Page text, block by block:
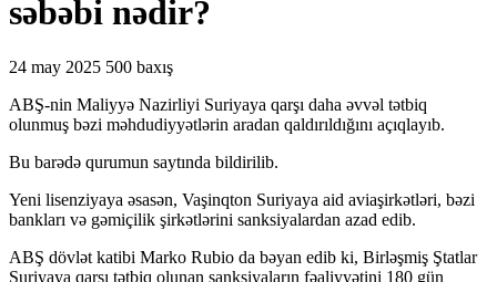
səbəbi nədir?
24 may 2025 500 baxış
ABŞ-nin Maliyyə Nazirliyi Suriyaya qarşı daha əvvəl tətbiq
olunmuş bəzi məhdudiyyətlərin aradan qaldırıldığını açıqlayıb.
Bu barədə qurumun saytında bildirilib.
Yeni lisenziyaya əsasən, Vaşinqton Suriyaya aid aviaşirkətləri, bəzi
bankları və gəmiçilik şirkətlərini sanksiyalardan azad edib.
ABŞ dövlət katibi Marko Rubio da bəyan edib ki, Birləşmiş Ştatlar
Suriyaya qarşı tətbiq olunan sanksiyaların fəaliyyətini 180 gün